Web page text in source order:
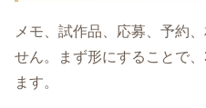
メモ、試作品、応募、予約
せん。まず形にすることで
ます。